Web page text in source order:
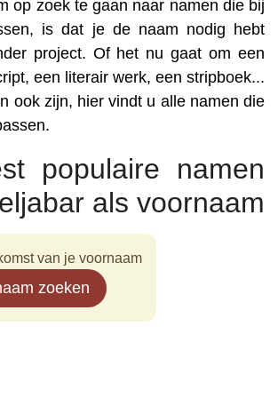
op zoek te gaan naar namen die bij
is dat je de naam nodig hebt
project. Of het nu gaat om een
een literair werk, een stripboek...
ook zijn, hier vindt u alle namen die
populaire namen
als voornaam
van je voornaam
zoeken